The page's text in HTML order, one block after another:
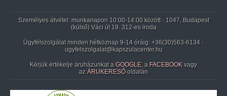
Személyes átvétel: munkanapon 10:00-14:00 között · 1047, Budapest
(külső) Váci út 19. 312-es iroda
Ügyfélszolgálat minden hétköznap 9-14 óráig: +36(30)563-6134 ·
ugyfelszolgalat@kapszulacenter.hu
Kérjük értékelje áruházunkat a GOOGLE, a FACEBOOK vagy
az ÁRUKERESŐ oldalán